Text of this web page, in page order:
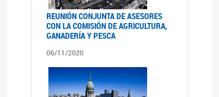
REUNIÓN CONJUNTA DE ASESORES
CON LA COMISIÓN DE AGRICULTURA,
GANADERÍA Y PESCA
06/11/2020